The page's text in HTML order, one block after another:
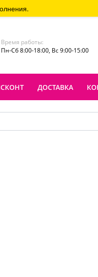
Время работы:
Пн-Сб 8:00-18:00, Вс 9:00-15:00
ДОСТАВКА